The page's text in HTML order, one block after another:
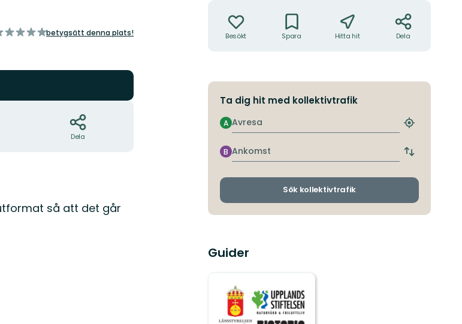
betygsätt denna plats!
Dela
så att det går
Besökt Spara Hitta hit Dela
Ta dig hit med kollektivtrafik
Avresa
A
Hitta
hållplats
Ankomst
B
Byt
och
Sök kollektivtrafik
Guider